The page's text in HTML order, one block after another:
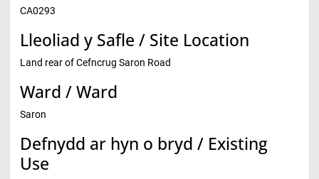
CA0293
Lleoliad y Safle / Site Location
Land rear of Cefncrug Saron Road
Ward / Ward
Saron
Defnydd ar hyn o bryd / Existing
Use